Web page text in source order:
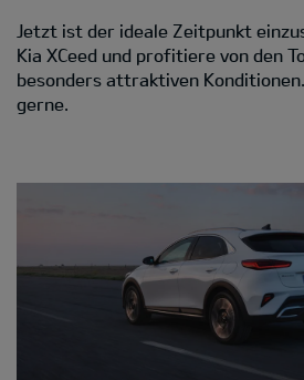
Jetzt ist der ideale Zeitpunkt
Kia XCeed und profitiere von den
besonders attraktiven
gerne.